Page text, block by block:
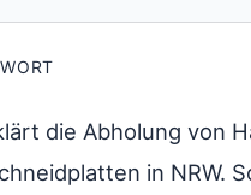
die Abholung von
in NRW.